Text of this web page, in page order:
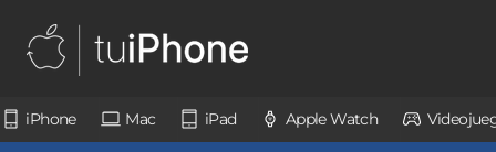
iPhone Mac iPad Apple Watch